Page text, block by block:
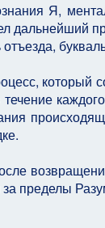
Я,
дальнейший
который
пределы